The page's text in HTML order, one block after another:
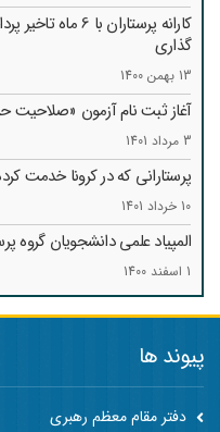
کارانه‌
گذاری
13 بهمن 1400
آغاز ثبت نام آزمون «صلاحیت
3 مرداد 1401
پرستارانی که در کرونا خدمت
10 خرداد 1401
المپیاد علمی دانشجویان گروه
1 اسفند 1400
پیوند ها
دفتر مقام معظم رهبری